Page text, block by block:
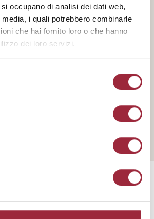
occupano di analisi dei dati web,
i quali potrebbero combinarle
che hai fornito loro o che hanno
dei loro servizi.
Uganda
e cacao